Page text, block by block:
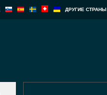
ДРУГИЕ СТРАНЫ